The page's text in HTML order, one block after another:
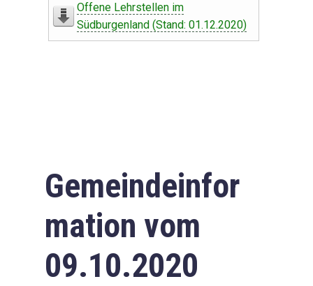
Offene Lehrstellen im
Südburgenland (Stand: 01.12.2020)
Gemeindeinfor
mation vom
09.10.2020